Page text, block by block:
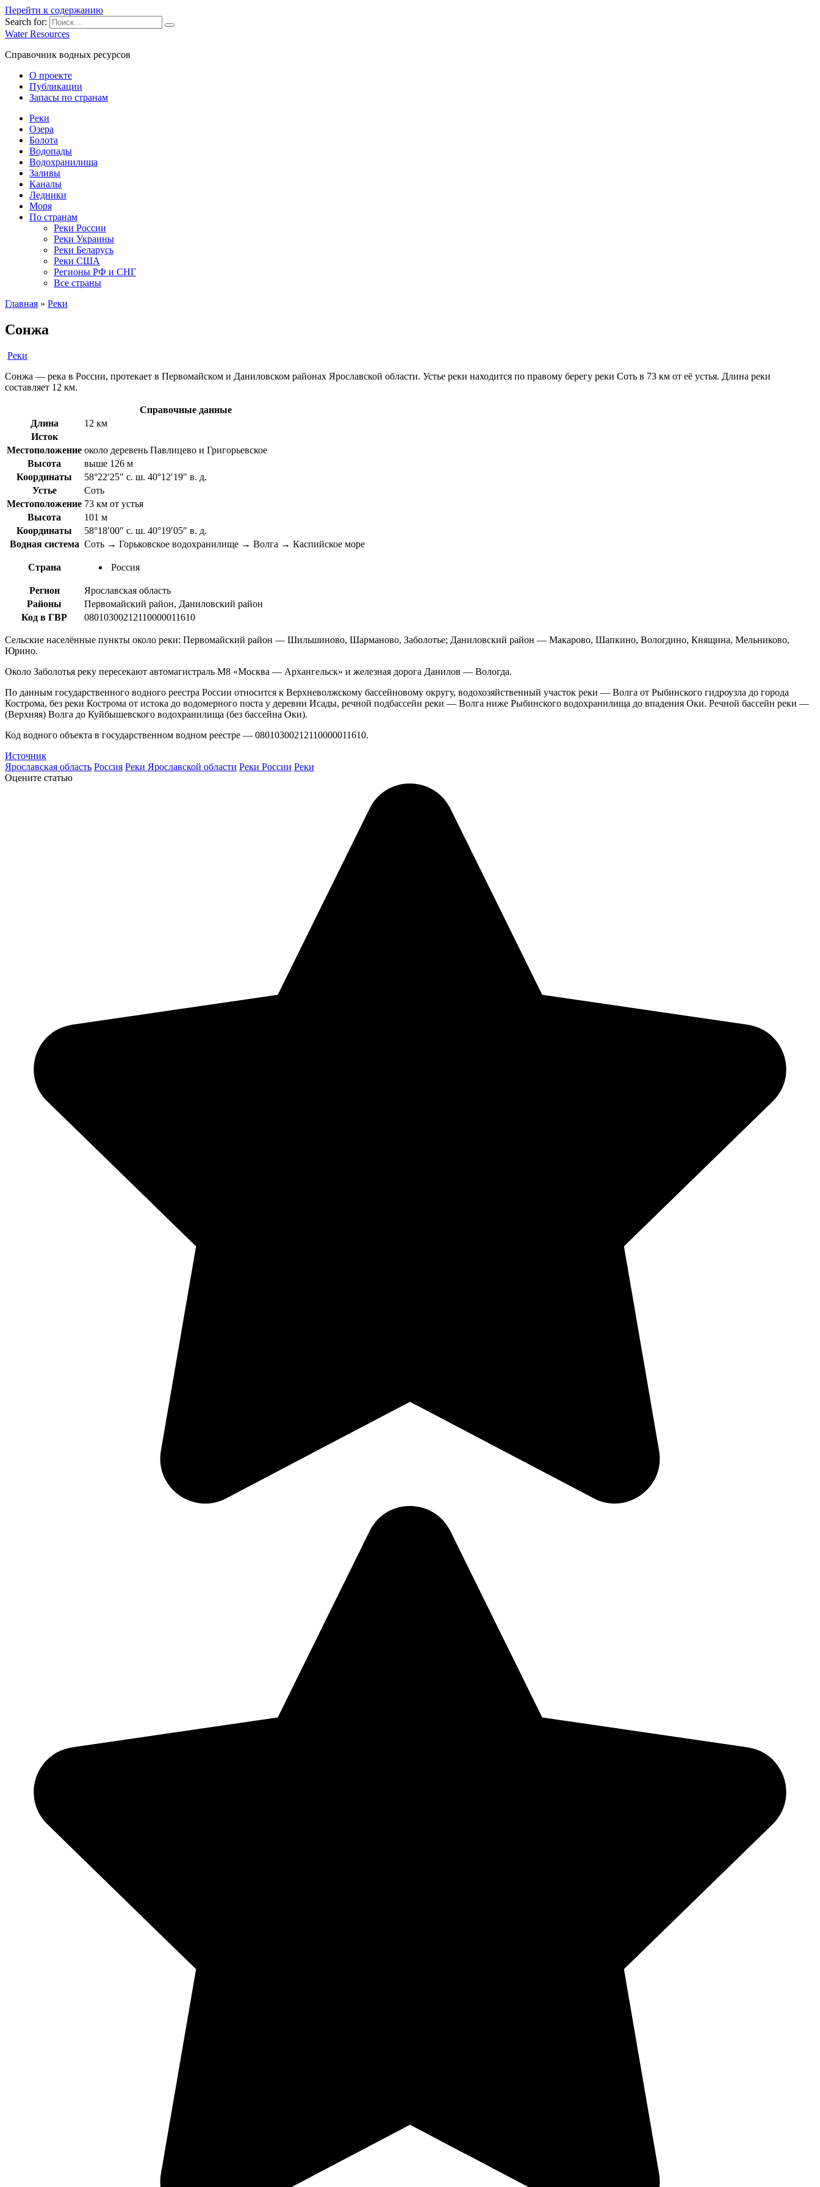
Перейти к содержанию
Search for:
Water Resources
Справочник водных ресурсов
О проекте
Публикации
Запасы по странам
Реки
Озера
Болота
Водопады
Водохранилища
Заливы
Каналы
Ледники
Моря
По странам
Реки России
Реки Украины
Реки Беларусь
Реки США
Регионы РФ и СНГ
Все страны
Главная » Реки
Сонжа
Реки
Сонжа — река в России, протекает в Первомайском и Даниловском районах Ярославской области. Устье реки находится по правому берегу реки Соть в 73 км от её устья. Длина реки
составляет 12 км.
Справочные данные
Длина
12 км
Исток
Местоположение около деревень Павлицево и Григорьевское
Высота
выше 126 м
Координаты
58°22′25″ с. ш. 40°12′19″ в. д.
Устье
Соть
Местоположение 73 км от устья
Высота
101 м
Координаты
58°18′00″ с. ш. 40°19′05″ в. д.
Водная система Соть → Горьковское водохранилище → Волга → Каспийское море
Страна Россия
Регион
Ярославская область
Районы
Первомайский район, Даниловский район
Код в ГВР
08010300212110000011610
Сельские населённые пункты около реки: Первомайский район — Шильшиново, Шарманово, Заболотье; Даниловский район — Макарово, Шапкино, Вологдино, Княщина, Мельниково,
Юрино.
Около Заболотья реку пересекают автомагистраль М8 «Москва — Архангельск» и железная дорога Данилов — Вологда.
По данным государственного водного реестра России относится к Верхневолжскому бассейновому округу, водохозяйственный участок реки — Волга от Рыбинского гидроузла до города
Кострома, без реки Кострома от истока до водомерного поста у деревни Исады, речной подбассейн реки — Волга ниже Рыбинского водохранилища до впадения Оки. Речной бассейн реки —
(Верхняя) Волга до Куйбышевского водохранилища (без бассейна Оки).
Код водного объекта в государственном водном реестре — 08010300212110000011610.
Источник
Ярославская область Россия Реки Ярославской области Реки России Реки
Оцените статью